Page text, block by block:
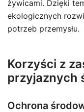
żywicami. Dzięki
ekologicznych
potrzeb przemysłu.
Korzyści z
przyjaznych
Ochrona